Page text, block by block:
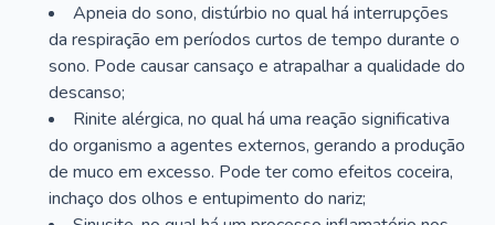
Apneia do sono, distúrbio no qual há interrupções
da respiração em períodos curtos de tempo durante o
sono. Pode causar cansaço e atrapalhar a qualidade do
descanso;
Rinite alérgica, no qual há uma reação significativa
do organismo a agentes externos, gerando a produção
de muco em excesso. Pode ter como efeitos coceira,
inchaço dos olhos e entupimento do nariz;